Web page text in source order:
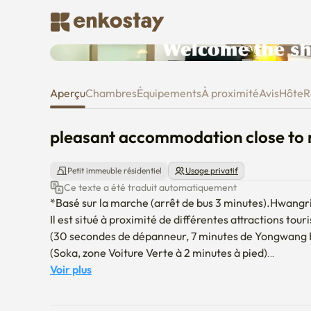
pleasant accommodation
AperçuChambresÉquipementsÀ proximitéAvisHôte
pleasant accommodation close
Petit immeuble résidentiel Usage privatif
Ce texte a été traduit automatiquement
*Basé sur la marche (arrêt de bus 3
Il est situé à proximité de différentes attractions
(30 secondes de dépanneur, 7 minutes de
(Soka, zone Voiture Verte à 2 minutes à pied)
Voir plus